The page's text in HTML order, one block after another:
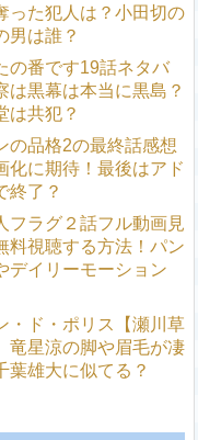
った犯人は？小田切の
男は誰？
の番です19話ネタバ
は黒幕は本当に黒島？
は共犯？
の品格2の最終話感想
化に期待！最後はアド
終了？
フラグ２話フル動画見
料視聴する方法！パン
デイリーモーション
・ド・ポリス【瀬川草
竜星涼の脚や眉毛が凄
葉雄大に似てる？